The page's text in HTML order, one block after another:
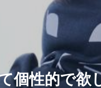
ナップ ”